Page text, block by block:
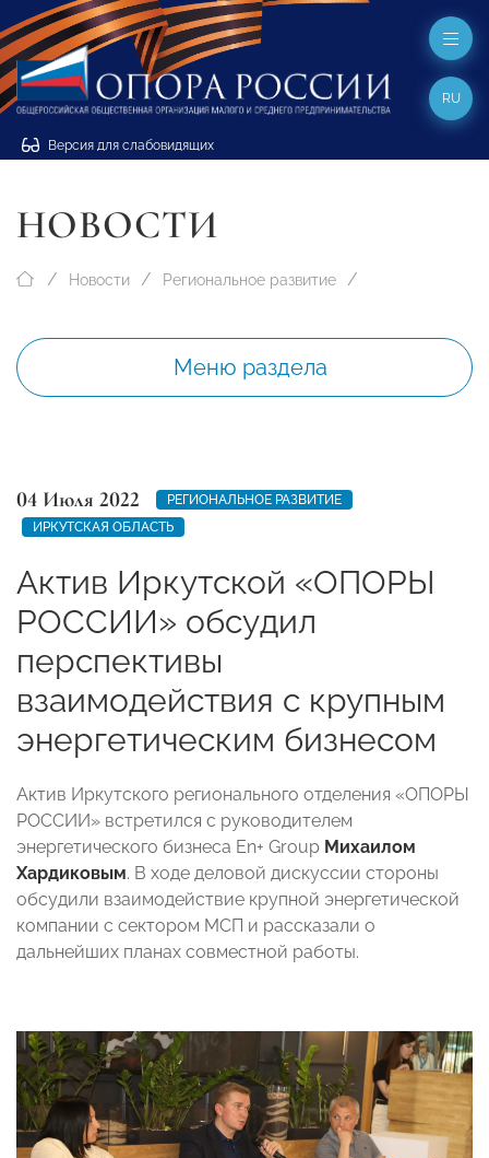
Версия для слабовидящих
RU
НОВОСТИ
Новости Региональное развитие
Меню раздела
04 Июля 2022
РЕГИОНАЛЬНОЕ РАЗВИТИЕ
ИРКУТСКАЯ ОБЛАСТЬ
Актив Иркутской «ОПОРЫ
РОССИИ» обсудил
перспективы
взаимодействия с крупным
энергетическим бизнесом
Актив Иркутского регионального отделения «ОПОРЫ
РОССИИ» встретился с руководителем
энергетического бизнеса En+ Group Михаилом
Хардиковым. В ходе деловой дискуссии стороны
обсудили взаимодействие крупной энергетической
компании с сектором МСП и рассказали о
дальнейших планах совместной работы.